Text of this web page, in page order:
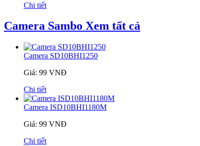
Chi tiết
Camera Sambo Xem tất cả
Camera SD10BHI1250
Giá: 99 VNĐ
Chi tiết
Camera ISD10BHI1180M
Giá: 99 VNĐ
Chi tiết